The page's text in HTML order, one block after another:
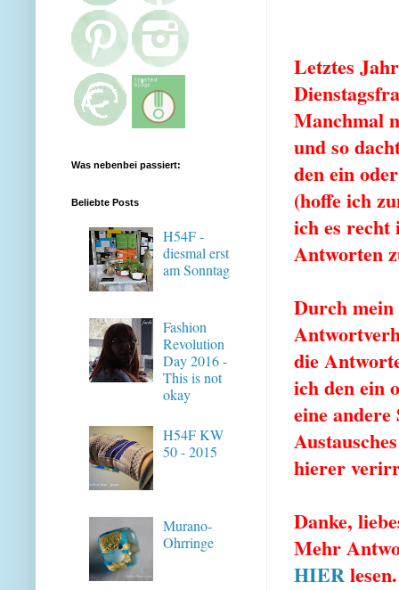
Letztes
Manchmal
und so
den ein
(hoffe ich
ich es recht
Antworten
Durch
die
ich den ein
eine
hierer
Danke,
Mehr
HIERlesen.
Was nebenbei passiert:
Beliebte Posts
H54F -
diesmal erst
am Sonntag
Fashion
Revolution
Day 2016 -
This is not
okay
H54F KW
50 - 2015
Murano-
Ohrringe